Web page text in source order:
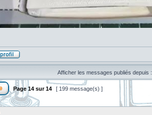
Afficher les messages publiés depuis :
Page 14 sur14 [ 199 message(s) ]